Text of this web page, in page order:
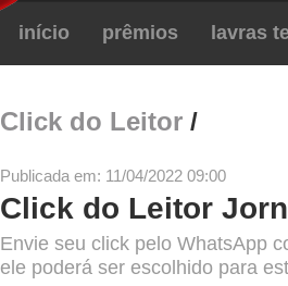
início prêmios lavras
Click do Leitor /
Publicada em: 11/04/2022 09:00
Click do Leitor
Envie seu click pelo WhatsApp
ele poderá ser escolhido para